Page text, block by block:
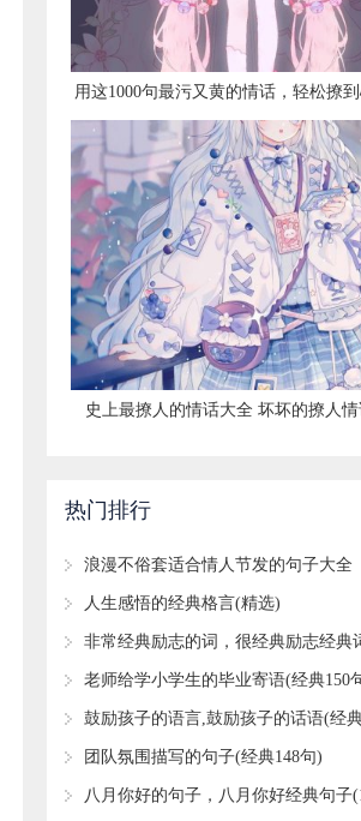
用这1000句最污又黄的情话，轻松撩
史上最撩人的情话大全 坏坏的撩人情
热门排行
​浪漫不俗套适合情人节发的句子大全
​人生感悟的经典格言(精选)
非常经典励志的词，很经典励志经典
(60句)
老师给学小学生的毕业寄语(经典150
鼓励孩子的语言,鼓励孩子的话语(经
句)
​团队氛围描写的句子(经典148句)
八月你好的句子，八月你好经典句子